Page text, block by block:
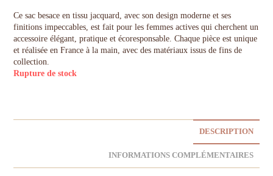
Ce sac besace en tissu jacquard, avec son design moderne et ses
finitions impeccables, est fait pour les femmes actives qui cherchent un
accessoire élégant, pratique et écoresponsable. Chaque pièce est unique
et réalisée en France à la main, avec des matériaux issus de fins de
collection.
Rupture de stock
DESCRIPTION
INFORMATIONS COMPLÉMENTAIRES